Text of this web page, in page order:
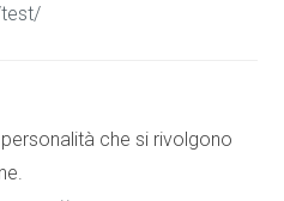
che si rivolgono